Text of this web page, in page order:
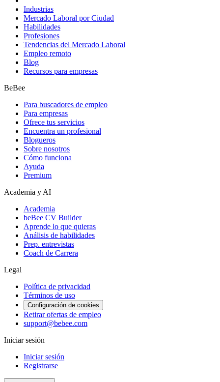
Industrias
Mercado Laboral por Ciudad
Habilidades
Profesiones
Tendencias del Mercado Laboral
Empleo remoto
Blog
Recursos para empresas
BeBee
Para buscadores de empleo
Para empresas
Ofrece tus servicios
Encuentra un profesional
Blogueros
Sobre nosotros
Cómo funciona
Ayuda
Premium
Academia y AI
Academia
beBee CV Builder
Aprende lo que quieras
Análisis de habilidades
Prep. entrevistas
Coach de Carrera
Legal
Política de privacidad
Términos de uso
Configuración de cookies
Retirar ofertas de empleo
support@bebee.com
Iniciar sesión
Iniciar sesión
Registrarse